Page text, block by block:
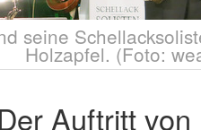
seine
Holzapfel. (Foto:
Auftritt